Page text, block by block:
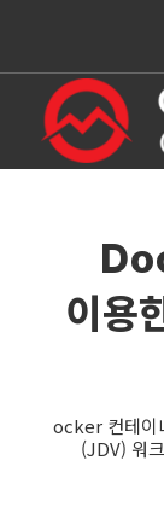
이용
ocker 컨테
(JDV) 워